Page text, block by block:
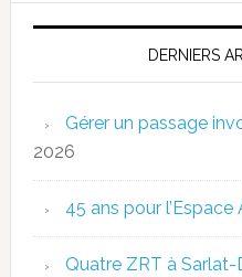
DERNIERS
Gérer un passage
2026
45 ans pour l’Espace
Quatre ZRT à